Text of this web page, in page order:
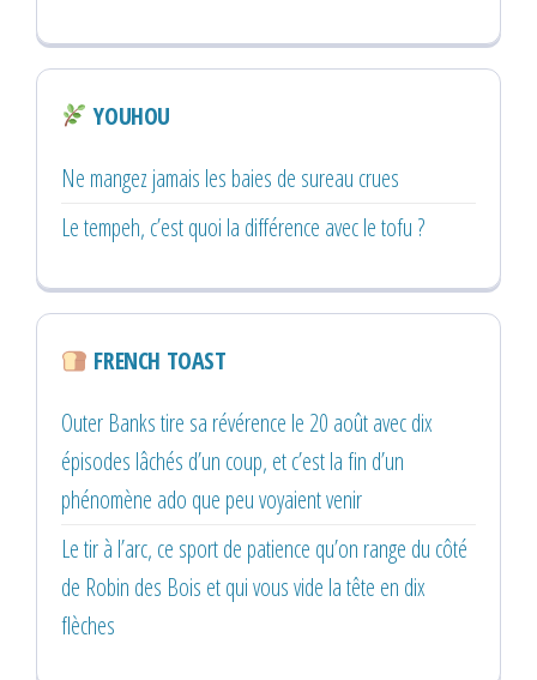
YOUHOU
Ne mangez jamais les baies de sureau crues
Le tempeh, c’est quoi la différence avec le tofu ?
FRENCH TOAST
Outer Banks tire sa révérence le 20 août avec dix
épisodes lâchés d’un coup, et c’est la fin d’un
phénomène ado que peu voyaient venir
Le tir à l’arc, ce sport de patience qu’on range du côté
de Robin des Bois et qui vous vide la tête en dix
flèches